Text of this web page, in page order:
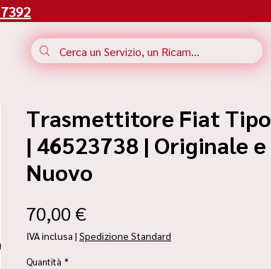
Trasmettitore Fiat Tipo
| 46523738 | Originale e
Nuovo
70,00 €Prezzo
IVA inclusa | Spedizione Standard
Quantità *